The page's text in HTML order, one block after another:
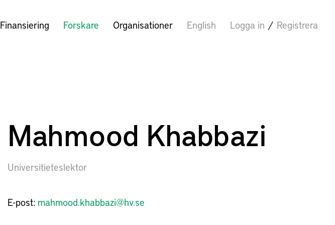
Finansiering Forskare Organisationer English Logga in / Registrera
Mahmood Khabbazi
Universitieteslektor
E-post: mahmood.khabbazi@hv.se